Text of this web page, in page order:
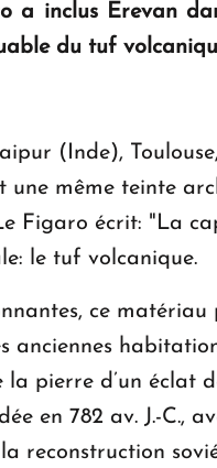
a inclus Erevan
du tuf
(Inde),
une même teinte
Figaro écrit: "La
le tuf volcanique.
ce matériau
anciennes
pierre d’un éclat
en 782 av. J.-C.,
reconstruction